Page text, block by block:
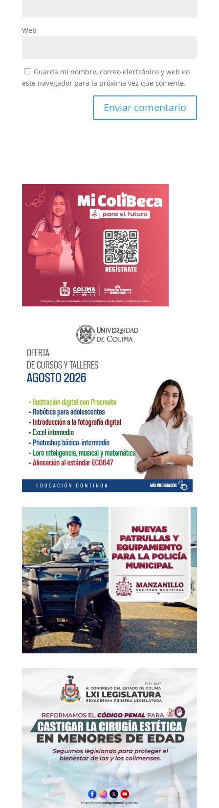
Web
Guarda mi nombre, correo electrónico y web en
este navegador para la próxima vez que comente.